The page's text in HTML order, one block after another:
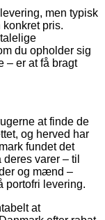
men typisk
pris.
du opholder sig
– er at få bragt
at finde de
og herved har
fundet det
varer – til
og mænd –
portofri levering.
at